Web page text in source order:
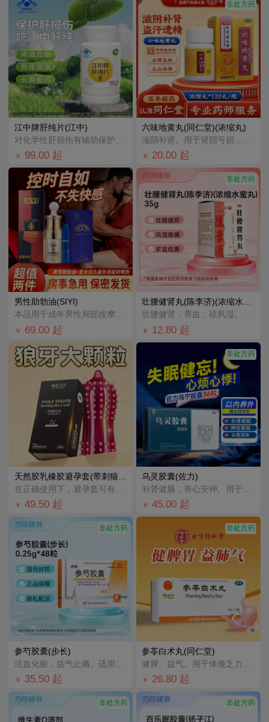
江中牌肝纯片(江中)
￥ 99.00 起
非处方药
六味地黄丸(同仁堂)(浓缩丸)
￥ 20.00 起
男性助勃油(SIYI)
本品用于成年男性局部按摩，促进血液循环。
￥ 69.00 起
非处方药
壮腰健肾丸(陈李济)(浓缩水蜜丸)
壮腰健肾，养血，祛风湿。用于肾亏腰痛，膝软无力，小便频数，风湿骨痛，神经衰弱。
￥ 12.80 起
￥ 49.50 起
非处方药
乌灵胶囊(佐力)
￥ 45.00 起
非处方药
参芍胶囊(步长)
￥ 35.50 起
非处方药
参苓白术丸(同仁堂)
￥ 26.80 起
非处方药 非处方药